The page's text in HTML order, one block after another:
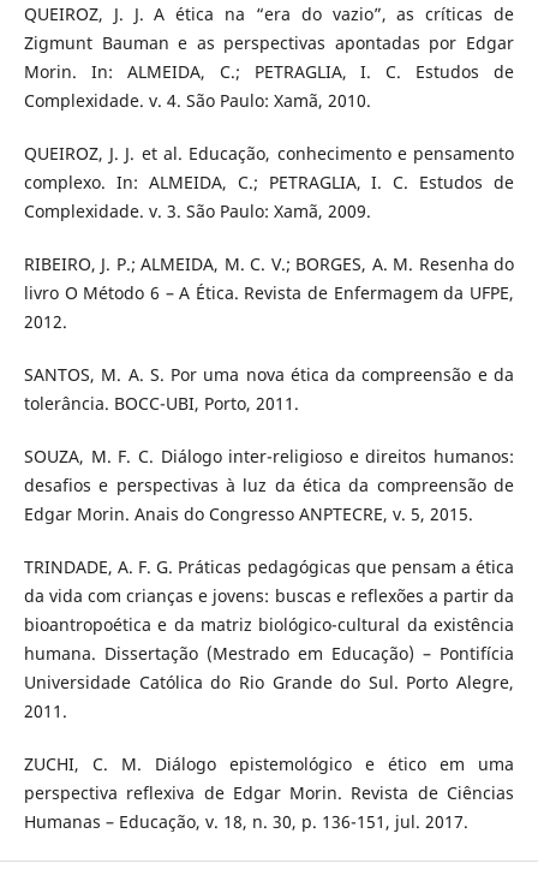
QUEIROZ, J. J. A ética na “era do vazio”, as críticas de
Zigmunt Bauman e as perspectivas apontadas por Edgar
Morin. In: ALMEIDA, C.; PETRAGLIA, I. C. Estudos de
Complexidade. v. 4. São Paulo: Xamã, 2010.
QUEIROZ, J. J. et al. Educação, conhecimento e pensamento
complexo. In: ALMEIDA, C.; PETRAGLIA, I. C. Estudos de
Complexidade. v. 3. São Paulo: Xamã, 2009.
RIBEIRO, J. P.; ALMEIDA, M. C. V.; BORGES, A. M. Resenha do
livro O Método 6 – A Ética. Revista de Enfermagem da UFPE,
2012.
SANTOS, M. A. S. Por uma nova ética da compreensão e da
tolerância. BOCC-UBI, Porto, 2011.
SOUZA, M. F. C. Diálogo inter-religioso e direitos humanos:
desafios e perspectivas à luz da ética da compreensão de
Edgar Morin. Anais do Congresso ANPTECRE, v. 5, 2015.
TRINDADE, A. F. G. Práticas pedagógicas que pensam a ética
da vida com crianças e jovens: buscas e reflexões a partir da
bioantropoética e da matriz biológico-cultural da existência
humana. Dissertação (Mestrado em Educação) – Pontifícia
Universidade Católica do Rio Grande do Sul. Porto Alegre,
2011.
ZUCHI, C. M. Diálogo epistemológico e ético em uma
perspectiva reflexiva de Edgar Morin. Revista de Ciências
Humanas – Educação, v. 18, n. 30, p. 136-151, jul. 2017.